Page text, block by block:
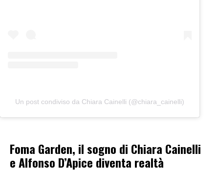
Un post condiviso da Chiara Cainelli (@chiara_cainelli)
Foma Garden, il sogno di Chiara Cainelli
e Alfonso D’Apice diventa realtà